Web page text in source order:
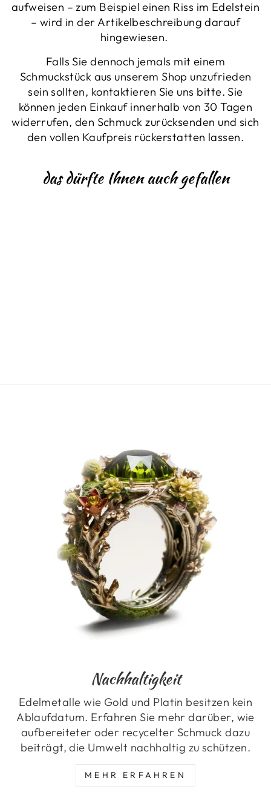
aufweisen – zum Beispiel einen Riss im Edelstein
– wird in der Artikelbeschreibung darauf
hingewiesen.
Falls Sie dennoch jemals mit einem
Schmuckstück aus unserem Shop unzufrieden
sein sollten, kontaktieren Sie uns bitte. Sie
können jeden Einkauf innerhalb von 30 Tagen
widerrufen, den Schmuck zurücksenden und sich
den vollen Kaufpreis rückerstatten lassen.
das dürfte Ihnen auch gefallen
Nachhaltigkeit
Edelmetalle wie Gold und Platin besitzen kein
Ablaufdatum. Erfahren Sie mehr darüber, wie
aufbereiteter oder recycelter Schmuck dazu
beiträgt, die Umwelt nachhaltig zu schützen.
MEHR ERFAHREN